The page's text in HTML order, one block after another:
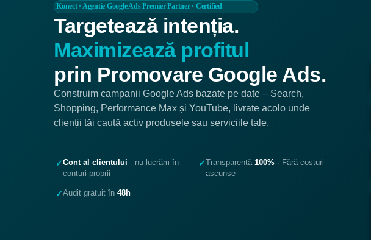
Konect · Agentie Google Ads Premier Partner · Certified
Targetează intenția.
Maximizează profitul
prin Promovare Google Ads.
Construim campanii Google Ads bazate pe date – Search,
Shopping, Performance Max și YouTube, livrate acolo unde
clienții tăi caută activ produsele sau serviciile tale.
✓Cont al clientului - nu lucrăm în
conturi proprii
✓Transparență100% · Fără costuri
ascunse
✓Audit gratuit în 48h